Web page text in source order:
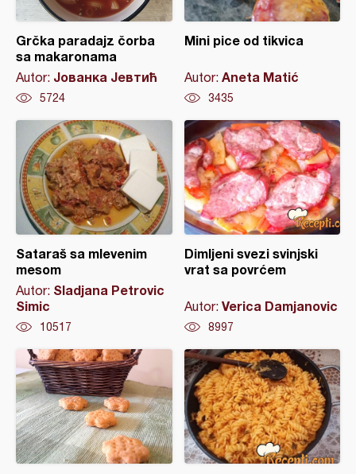
Grčka paradajz čorba
sa makaronama
Autor: Јованка Јевтић
5724
Mini pice od tikvica
Autor: Aneta Matić
3435
Sataraš sa mlevenim
mesom
Autor: Sladjana Petrovic
Simic
10517
Dimljeni svezi svinjski
vrat sa povrćem
Autor: Verica Damjanovic
8997